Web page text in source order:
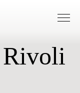
Rivoli